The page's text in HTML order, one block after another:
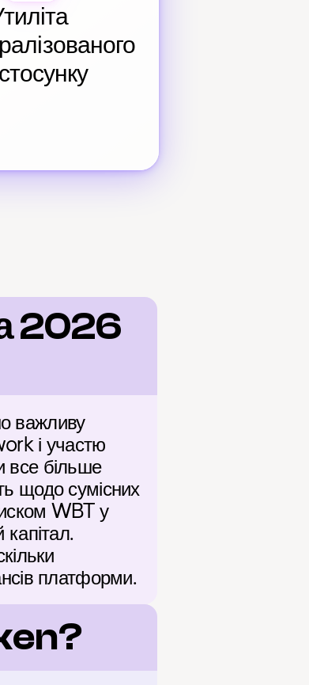
2026
важливу
і участю
все більше
щодо сумісних
WBT у
платформи.